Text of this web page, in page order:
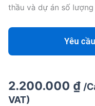
thầu và dự án số lượng
Yêu
2.200.000 ₫ /
VAT)